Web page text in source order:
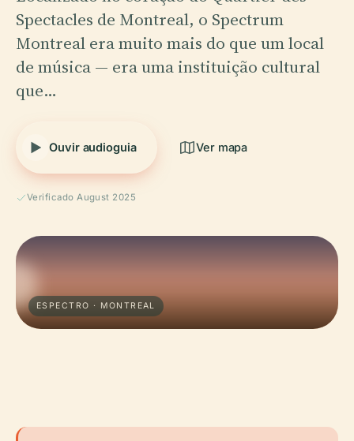
Spectacles de Montreal, o Spectrum
Montreal era muito mais do que um local
de música — era uma instituição cultural
que…
Ouvir audioguia Ver mapa
Verificado August 2025
ESPECTRO · MONTREAL